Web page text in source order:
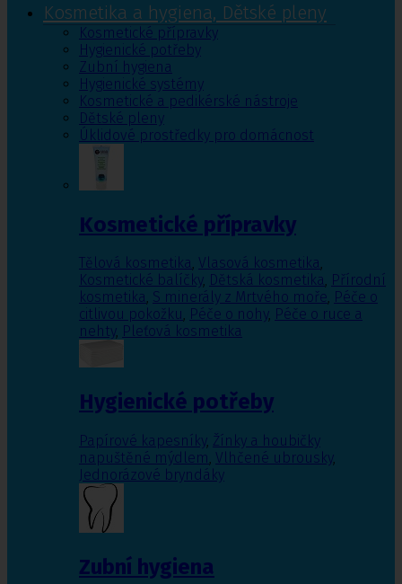
Kosmetika a hygiena, Dětské pleny
Kosmetické přípravky
Hygienické potřeby
Zubní hygiena
Hygienické systémy
Kosmetické a pedikérské nástroje
Dětské pleny
Úklidové prostředky pro domácnost
Kosmetické přípravky
Tělová kosmetika, Vlasová kosmetika,
Kosmetické balíčky, Dětská kosmetika, Přírodní
kosmetika, S minerály z Mrtvého moře, Péče o
citlivou pokožku, Péče o nohy, Péče o ruce a
nehty, Pleťová kosmetika
Hygienické potřeby
Papírové kapesníky, Žínky a houbičky
napuštěné mýdlem, Vlhčené ubrousky,
Jednorázové bryndáky
Zubní hygiena